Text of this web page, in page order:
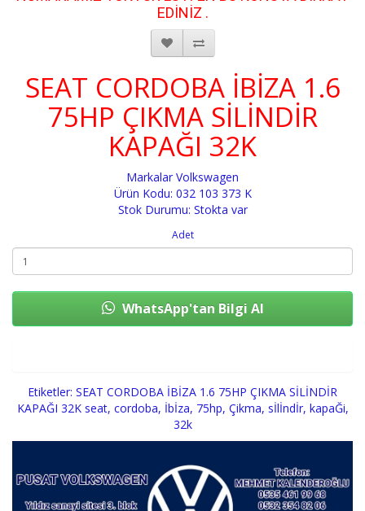
EDİNİZ .
SEAT CORDOBA İBİZA 1.6
75HP ÇIKMA SİLİNDİR
KAPAĞI 32K
Markalar Volkswagen
Ürün Kodu: 032 103 373 K
Stok Durumu: Stokta var
Adet
WhatsApp'tan Bilgi Al
Etiketler: SEAT CORDOBA İBİZA 1.6 75HP ÇIKMA SİLİNDİR
KAPAĞI 32K seat, cordoba, İbİza, 75hp, Çikma, sİlİndİr, kapaĞi,
32k